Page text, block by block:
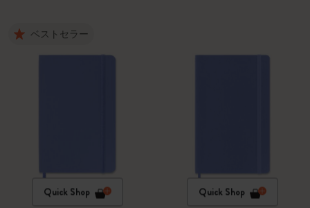
ベストセラー
Quick Shop Quick Shop